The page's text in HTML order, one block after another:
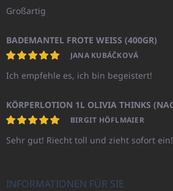
Großartig
BADEMANTEL FROTE WEISS (400GR)
JANA KUBÁČKOVÁ
Ich empfehle es, ich bin begeistert!
BIRGIT HÖFLMAIER
Sehr gut! Riecht toll und zieht sofort ein!
INFORMATIONEN FÜR SIE